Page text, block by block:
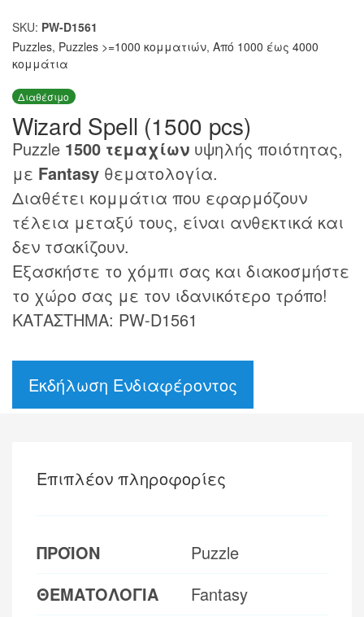
SKU: PW-D1561
Puzzles, Puzzles >=1000 κομματιών, Από 1000 έως 4000
κομμάτια
Διαθέσιμο
Wizard Spell (1500 pcs)
Puzzle 1500 τεμαχίων υψηλής ποιότητας,
με Fantasy θεματολογία.
Διαθέτει κομμάτια που εφαρμόζουν
τέλεια μεταξύ τους, είναι ανθεκτικά και
δεν τσακίζουν.
Εξασκήστε το χόμπι σας και διακοσμήστε
το χώρο σας με τον ιδανικότερο τρόπο!
ΚΑΤΑΣΤΗΜΑ: PW-D1561
Εκδήλωση Ενδιαφέροντος
Επιπλέον πληροφορίες
ΠΡΟΪΟΝ
Puzzle
ΘΕΜΑΤΟΛΟΓΙΑ
Fantasy